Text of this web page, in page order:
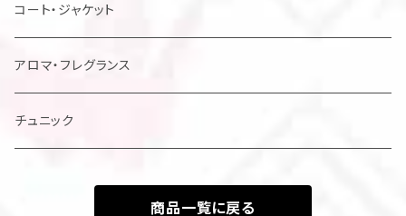
レディスドレス・シャツ他
コート・ジャケット
アロマ・フレグランス
チュニック
商品一覧に戻る